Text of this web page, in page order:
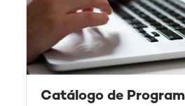
Catálogo de